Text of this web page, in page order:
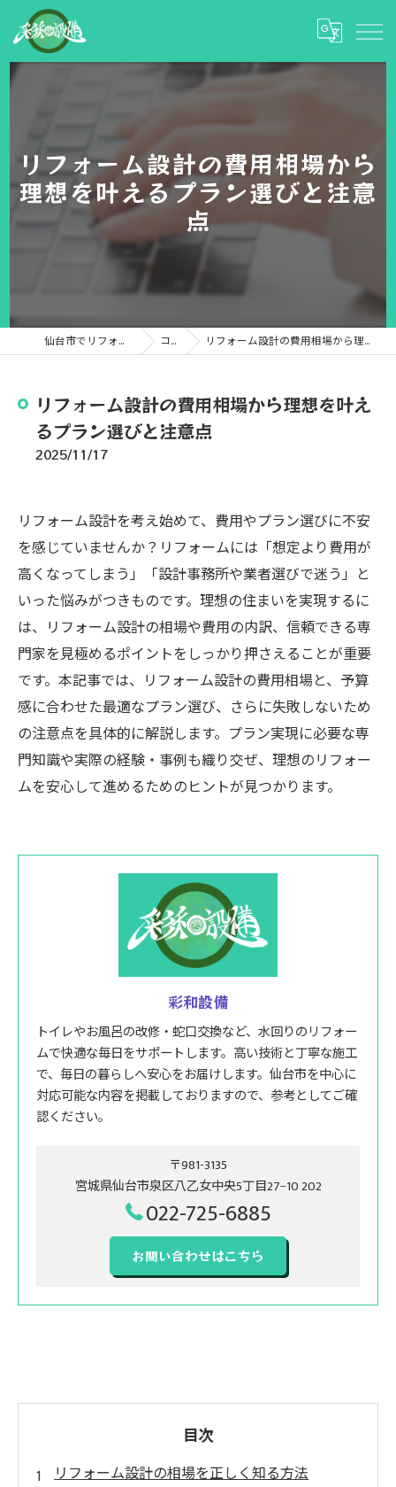
リフォーム設計の費用相場から
理想を叶えるプラン選びと注意
点
仙台市でリフォームなら彩和設備 コラム リフォーム設計の費用相場から理想を叶えるプラン選びと注意点
リフォーム設計の費用相場から理想を叶え
るプラン選びと注意点
2025/11/17
リフォーム設計を考え始めて、費用やプラン選びに不安
を感じていませんか？リフォームには「想定より費用が
高くなってしまう」「設計事務所や業者選びで迷う」と
いった悩みがつきものです。理想の住まいを実現するに
は、リフォーム設計の相場や費用の内訳、信頼できる専
門家を見極めるポイントをしっかり押さえることが重要
です。本記事では、リフォーム設計の費用相場と、予算
感に合わせた最適なプラン選び、さらに失敗しないため
の注意点を具体的に解説します。プラン実現に必要な専
門知識や実際の経験・事例も織り交ぜ、理想のリフォー
ムを安心して進めるためのヒントが見つかります。
彩和設備
トイレやお風呂の改修・蛇口交換など、水回りのリフォー
ムで快適な毎日をサポートします。高い技術と丁寧な施工
で、毎日の暮らしへ安心をお届けします。仙台市を中心に
対応可能な内容を掲載しておりますので、参考としてご確
認ください。
〒981-3135
宮城県仙台市泉区八乙女中央5丁目27−10 202
022-725-6885
お問い合わせはこちら
目次
リフォーム設計の相場を正しく知る方法